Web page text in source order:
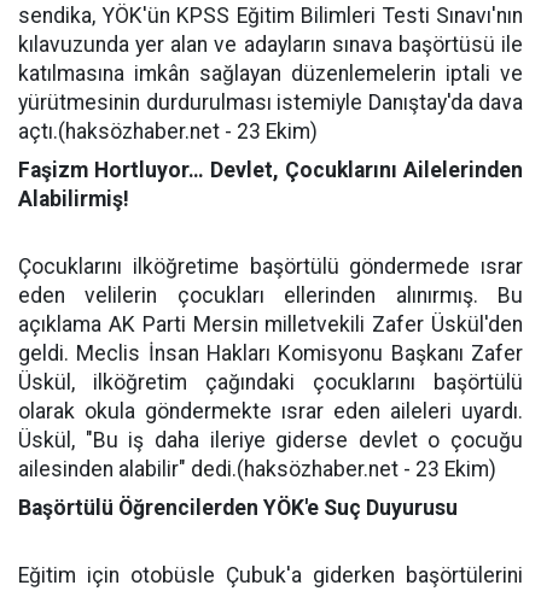
sendika, YÖK'ün KPSS Eğitim Bilimleri Testi Sınavı'nın
kılavuzunda yer alan ve adayların sınava başörtüsü ile
katılmasına imkân sağlayan düzenlemelerin iptali ve
yürütmesinin durdurulması istemiyle Danıştay'da dava
açtı.(haksözhaber.net - 23 Ekim)
Faşizm Hortluyor… Devlet, Çocuklarını Ailelerinden
Alabilirmiş!
Çocuklarını ilköğretime başörtülü göndermede ısrar
eden velilerin çocukları ellerinden alınırmış. Bu
açıklama AK Parti Mersin milletvekili Zafer Üskül'den
geldi. Meclis İnsan Hakları Komisyonu Başkanı Zafer
Üskül, ilköğretim çağındaki çocuklarını başörtülü
olarak okula göndermekte ısrar eden aileleri uyardı.
Üskül, "Bu iş daha ileriye giderse devlet o çocuğu
ailesinden alabilir" dedi.(haksözhaber.net - 23 Ekim)
Başörtülü Öğrencilerden YÖK'e Suç Duyurusu
Eğitim için otobüsle Çubuk'a giderken başörtülerini